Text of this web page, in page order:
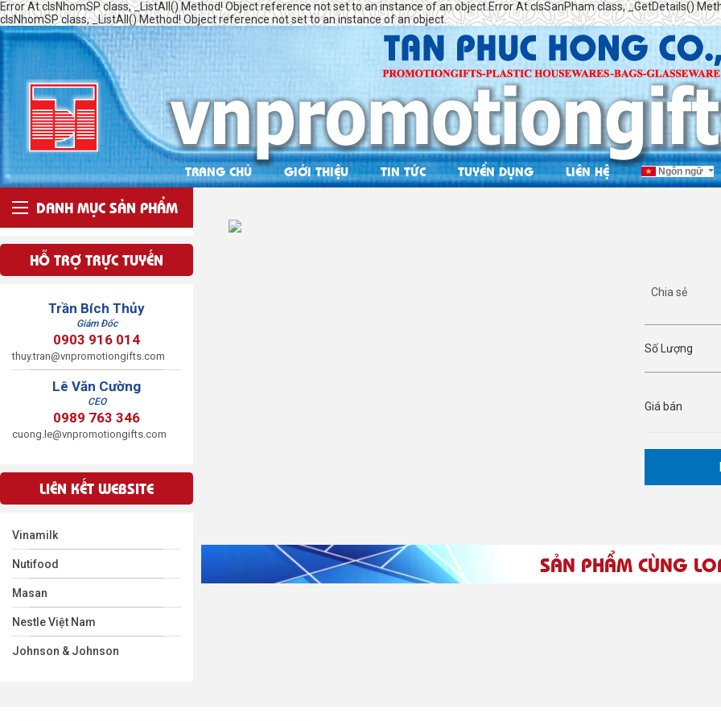
Error At clsNhomSP class, _ListAll() Method! Object reference not set to an instance of an object.Error At clsSanPham class, _GetDetails()
clsNhomSP class, _ListAll() Method! Object reference not set to an instance of an object.
TRANG CHỦ GIỚI THIỆU TIN TỨC TUYỂN DỤNG LIÊN HỆ Ngôn ngữ
DANH MỤC SẢN PHẨM
HỖ TRỢ TRỰC TUYẾN
Trần Bích Thủy
Giám Đốc
0903 916 014
thuy.tran@vnpromotiongifts.com
Lê Văn Cường
CEO
0989 763 346
cuong.le@vnpromotiongifts.com
LIÊN KẾT WEBSITE
Vinamilk
Nutifood
Masan
Nestle Việt Nam
Johnson & Johnson
Chia sẻ
Số Lượng
Giá bán
SẢN PHẨM CÙNG